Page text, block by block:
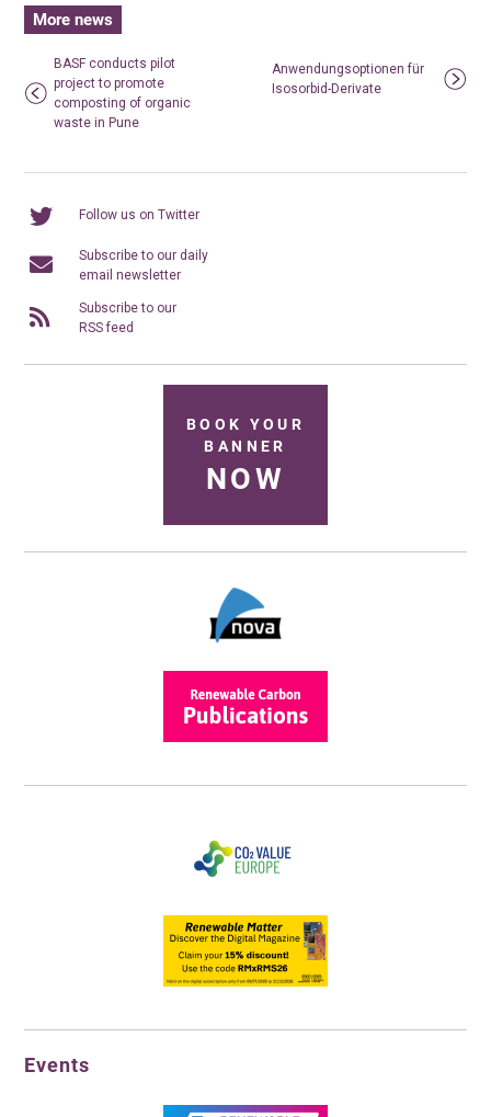
More news
BASF conducts pilot
project to promote
composting of organic
waste in Pune
Anwendungsoptionen für
Isosorbid-Derivate
Follow us on Twitter
Subscribe to our daily
email newsletter
Subscribe to our
RSS feed
BOOK YOUR
BANNER
NOW
Events